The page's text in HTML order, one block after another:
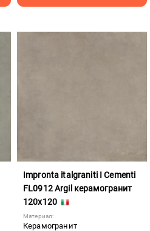
Impronta italgraniti I Cementi
FL0912 Argil керамогранит
120x120
Материал:
Керамогранит